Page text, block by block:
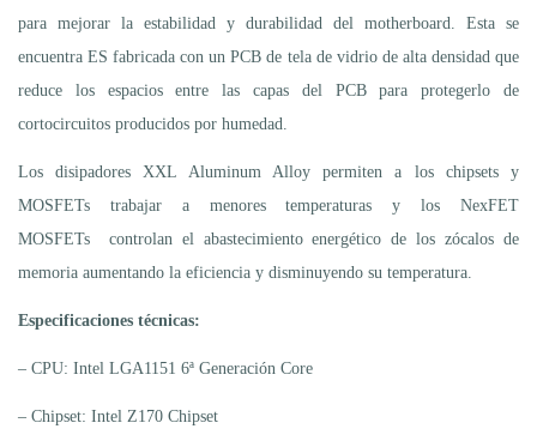
para mejorar la estabilidad y durabilidad del motherboard. Esta se
encuentra ES fabricada con un PCB de tela de vidrio de alta densidad que
reduce los espacios entre las capas del PCB para protegerlo de
cortocircuitos producidos por humedad.
Los disipadores XXL Aluminum Alloy permiten a los chipsets y
MOSFETs trabajar a menores temperaturas y los NexFET
MOSFETs controlan el abastecimiento energético de los zócalos de
memoria aumentando la eficiencia y disminuyendo su temperatura.
Especificaciones técnicas:
– CPU: Intel LGA1151 6ª Generación Core
– Chipset: Intel Z170 Chipset